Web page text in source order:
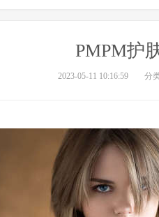
PMPM护
2023-05-11 10:16:59 分